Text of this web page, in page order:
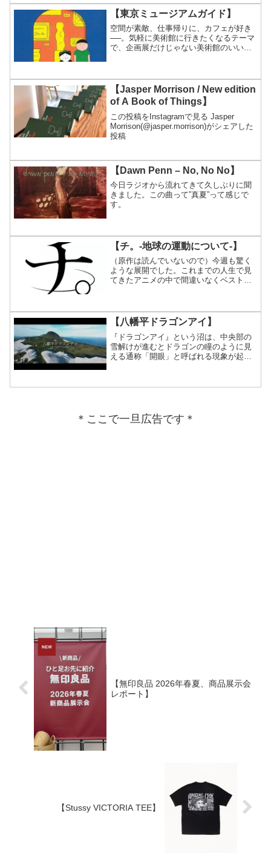
また今回はリーバイ社以外の製品の変遷
や、ジーンズ以外のジャケ...
【東京ミュージアムガイド】
空間が素敵、仕事帰りに、カフェが好き
──。気軽に美術館に行きたくなるテーマ
で、企画展だけじゃない美術館のいいと
【Jasper Morrison / New edition
of A Book of Things】
この投稿をInstagramで見る Jasper
Morrison(@jasper.morrison)がシェアした
投稿
【Dawn Penn – No, No No】
今日ラジオから流れてきて久しぶりに聞
きました。この曲って”真夏”って感じで
す。
【チ。-地球の運動について-】
（原作は読んでいないので）今週も驚く
ような展開でした。これまでの人生で見
てきたアニメの中で間違いなくベスト３
【八幡平ドラゴンアイ】
『ドラゴンアイ』という沼は、中央部の
雪解けが進むとドラゴンの瞳のように見
える通称「開眼」と呼ばれる現象が起き
＊ここで一旦広告です＊
【無印良品 2026年春夏、商品展示会
レポート】
【Stussy VICTORIA TEE】